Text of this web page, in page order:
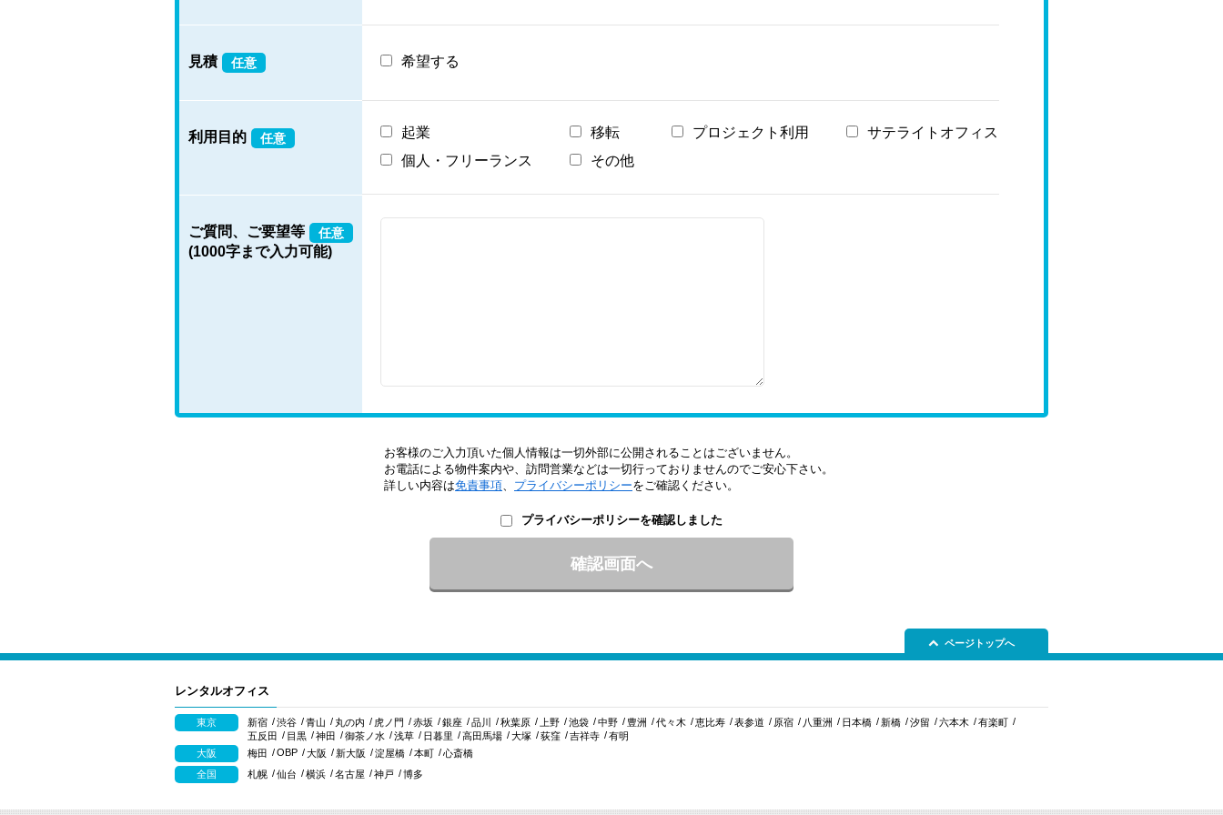
見積 任意 希望する
利用目的 任意 起業 移転 プロジェクト利用
サテライトオフィス
個人・フリーランス
その他
ご質問、ご要望等 任意
(1000字まで入力可能)
お客様のご入力頂いた個人情報は一切外部に公開されることはございません。
お電話による物件案内や、訪問営業などは一切行っておりませんのでご安心下さい。
詳しい内容は免責事項、 プライバシーポリシーをご確認ください。
プライバシーポリシーを確認しました
ページトップへ
レンタルオフィス
東京 新宿 渋谷 青山 丸の内 虎ノ門 赤坂 銀座 品川 秋葉原 上野 池袋 中野 豊洲 代々木 恵比寿 表参道 原宿 八重洲 日本橋 新橋 汐留 六本木
有楽町
五反田
目黒 神田 御茶ノ水 浅草 日暮里 高田馬場 大塚 荻窪 吉祥寺
有明
大阪
梅田 OBP 大阪 新大阪 淀屋橋 本町
心斎橋
全国
札幌 仙台 横浜 名古屋 神戸 博多